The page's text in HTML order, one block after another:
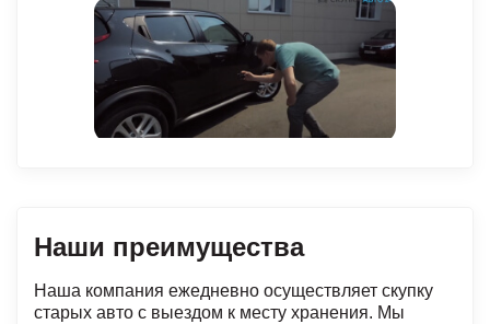
Наши преимущества
Наша компания ежедневно осуществляет скупку
старых авто с выездом к месту хранения. Мы